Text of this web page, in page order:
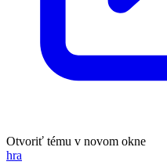
Otvoriť tému v novom okne
hra